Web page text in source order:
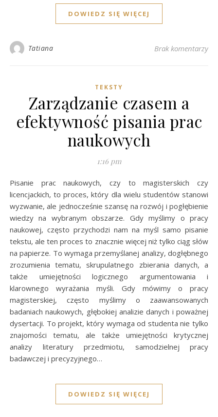
DOWIEDZ SIĘ WIĘCEJ
Tatiana Brak komentarzy
TEKSTY
Zarządzanie czasem a
efektywność pisania prac
naukowych
1:16 pm
Pisanie prac naukowych, czy to magisterskich czy
licencjackich, to proces, który dla wielu studentów stanowi
wyzwanie, ale jednocześnie szansę na rozwój i pogłębienie
wiedzy na wybranym obszarze. Gdy myślimy o pracy
naukowej, często przychodzi nam na myśl samo pisanie
tekstu, ale ten proces to znacznie więcej niż tylko ciąg słów
na papierze. To wymaga przemyślanej analizy, dogłębnego
zrozumienia tematu, skrupulatnego zbierania danych, a
także umiejętności logicznego argumentowania i
klarownego wyrażania myśli. Gdy mówimy o pracy
magisterskiej, często myślimy o zaawansowanych
badaniach naukowych, głębokiej analizie danych i poważnej
dysertacji. To projekt, który wymaga od studenta nie tylko
znajomości tematu, ale także umiejętności krytycznej
analizy literatury przedmiotu, samodzielnej pracy
badawczej i precyzyjnego…
DOWIEDZ SIĘ WIĘCEJ